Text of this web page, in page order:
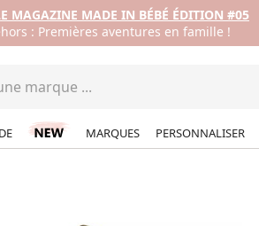
MAGAZINE MADE IN BÉBÉ ÉDITION #05
: Premières aventures en famille !
MARQUES PERSONNALISER